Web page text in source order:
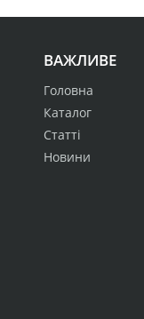
ВАЖЛИВЕ
Головна
Каталог
Статті
Новини